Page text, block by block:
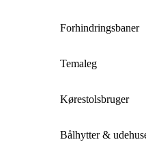
Forhindringsbaner
Temaleg
Kørestolsbruger
Bålhytter &